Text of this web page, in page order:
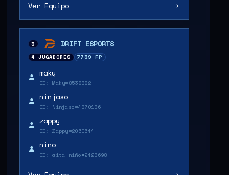
Ver Equipo
3 DRIFT ESPORTS
4 JUGADORES 7739 FP
maky
ID: Maky#8538382
ninjaso
ID: Ninjaso#4370136
zappy
ID: Zappy#2050544
nino
ID: aita niño#2423698